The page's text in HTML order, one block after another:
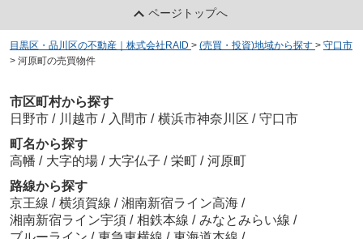
ページトップへ
目黒区・品川区の不動産｜株式会社RAID > (売買・投資)地域から探す > 守口市
> 河原町の売買物件
市区町村から探す
日野市 / 川越市 / 入間市 / 横浜市神奈川区 / 守口市
町名から探す
高幡 / 大字的場 / 大字仏子 / 栄町 / 河原町
路線から探す
京王線 / 横須賀線 / 湘南新宿ライン高海 /
湘南新宿ライン宇須 / 相鉄本線 / みなとみらい線 /